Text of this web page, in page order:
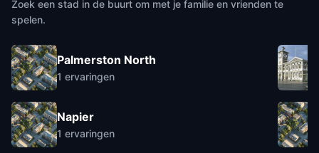
Zoek een stad in de buurt om met je familie en vrienden te
spelen.
Palmerston North
1 ervaringen
Napier
1 ervaringen